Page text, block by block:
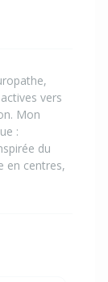
vers
Mon
:
du
en centres,